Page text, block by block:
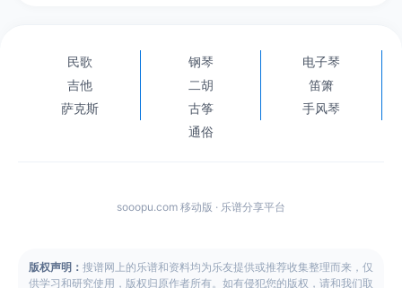
民歌 钢琴
电子琴
吉他
二胡
笛箫
萨克斯
古筝
手风琴
通俗
sooopu.com 移动版 · 乐谱分享平台
版权声明： 搜谱网上的乐谱和资料均为乐友提供或推荐收集整理而来，仅
供学习和研究使用，版权归原作者所有。如有侵犯您的版权，请和我们取